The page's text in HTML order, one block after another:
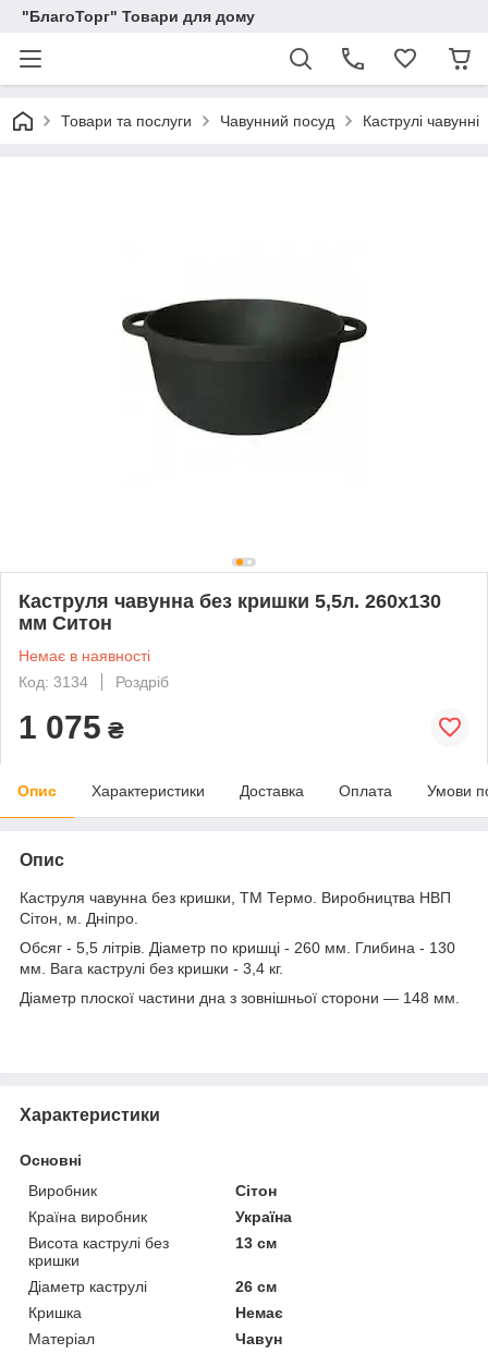
"БлагоТорг" Товари для дому
Товари та послуги Чавунний посуд Каструлі чавунні
Каструля чавунна без кришки 5,5л. 260х130
мм Ситон
Немає в наявності
Код: 3134
Роздріб
1 075 ₴
Опис Характеристики Доставка Оплата Умови
Опис
Каструля чавунна без кришки, ТМ Термо. Виробництва НВП
Сітон, м. Дніпро.
Обсяг - 5,5 літрів. Діаметр по кришці - 260 мм. Глибина - 130
мм. Вага каструлі без кришки - 3,4 кг.
Діаметр плоскої частини дна з зовнішньої сторони ― 148 мм.
Характеристики
Основні
Виробник
Сітон
Країна виробник
Україна
Висота каструлі без
кришки
13 см
Діаметр каструлі
26 см
Кришка
Немає
Матеріал
Чавун